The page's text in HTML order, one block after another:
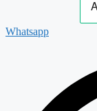
Whatsapp